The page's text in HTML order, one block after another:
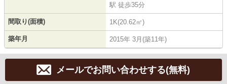
駅 徒歩35分
間取り(面積) 1K(20.62㎡)
築年月 2015年 3月(築11年)
メールでお問い合わせする(無料)